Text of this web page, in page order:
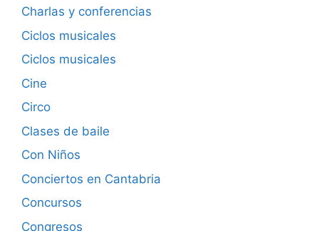
Charlas y conferencias
Ciclos musicales
Ciclos musicales
Cine
Circo
Clases de baile
Con Niños
Conciertos en Cantabria
Concursos
Congresos